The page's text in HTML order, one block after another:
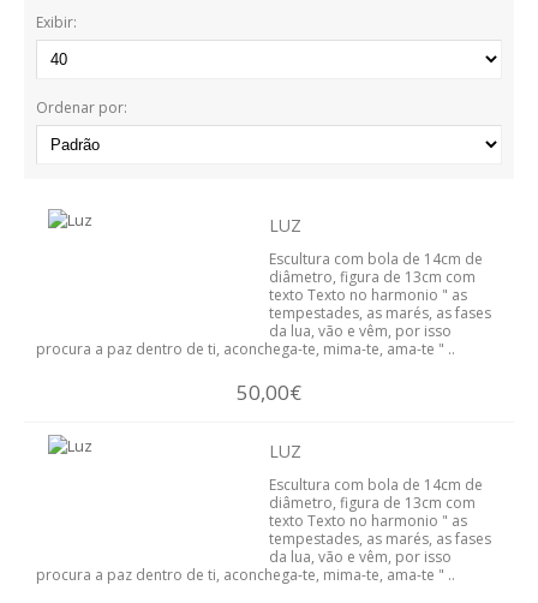
LUZ ( CANDEEIROS )
SIMPLICIDADE
BATISMO E PRESEPIOS
ESCOLAS
BLOG
CONTACTOS
Exibir:
Ordenar por:
LUZ
Escultura com bola de 14cm de
diâmetro, figura de 13cm com
texto Texto no harmonio " as
tempestades, as marés, as fases
da lua, vão e vêm, por isso
procura a paz dentro de ti, aconchega-te, mima-te, ama-te " ..
50,00€
LUZ
Escultura com bola de 14cm de
diâmetro, figura de 13cm com
texto Texto no harmonio " as
tempestades, as marés, as fases
da lua, vão e vêm, por isso
procura a paz dentro de ti, aconchega-te, mima-te, ama-te " ..